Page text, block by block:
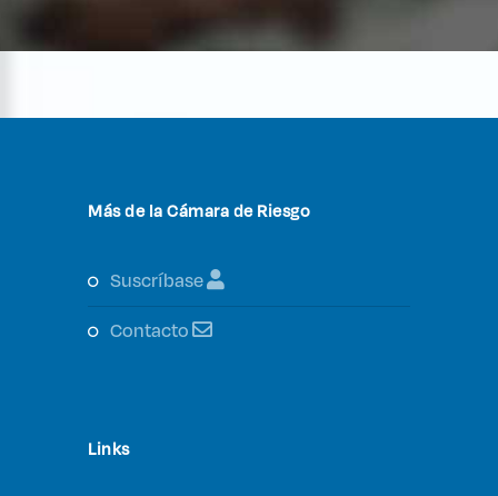
Más de la Cámara de Riesgo
suscríbase
contacto
Links